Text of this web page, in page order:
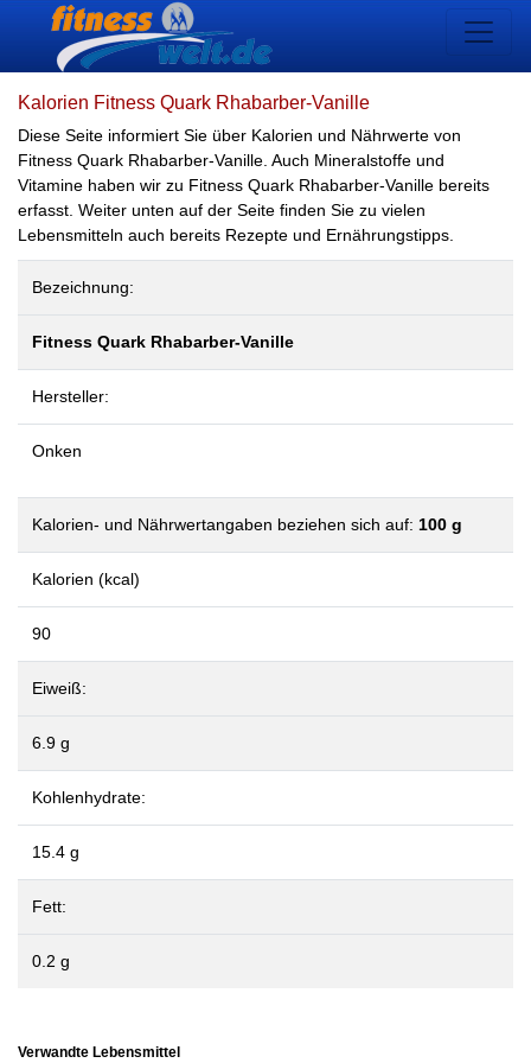
Kalorien Fitness Quark Rhabarber-Vanille
Diese Seite informiert Sie über Kalorien und Nährwerte von
Fitness Quark Rhabarber-Vanille. Auch Mineralstoffe und
Vitamine haben wir zu Fitness Quark Rhabarber-Vanille bereits
erfasst. Weiter unten auf der Seite finden Sie zu vielen
Lebensmitteln auch bereits Rezepte und Ernährungstipps.
Bezeichnung:
Fitness Quark Rhabarber-Vanille
Hersteller:
Onken
Kalorien- und Nährwertangaben beziehen sich auf: 100 g
Kalorien (kcal)
90
Eiweiß:
6.9 g
Kohlenhydrate:
15.4 g
Fett:
0.2 g
Verwandte Lebensmittel